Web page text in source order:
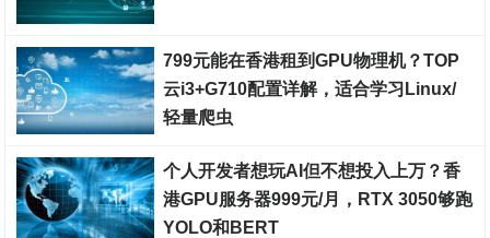
799元能在香港租到GPU物理机？TOP
云i3+G710配置详解，适合学习Linux/
轻量爬虫
个人开发者想玩AI但不想投入上万？香
港GPU服务器999元/月，RTX 3050够跑
YOLO和BERT